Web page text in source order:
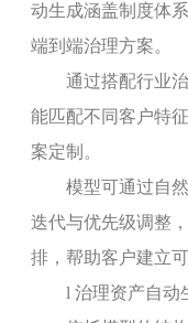
动生成涵盖制度体
端到端治理方案。
通过搭配行业
能匹配不同客户特
案定制。
模型可通过自
迭代与优先级调整
排，帮助客户建立
l 治理资产自动